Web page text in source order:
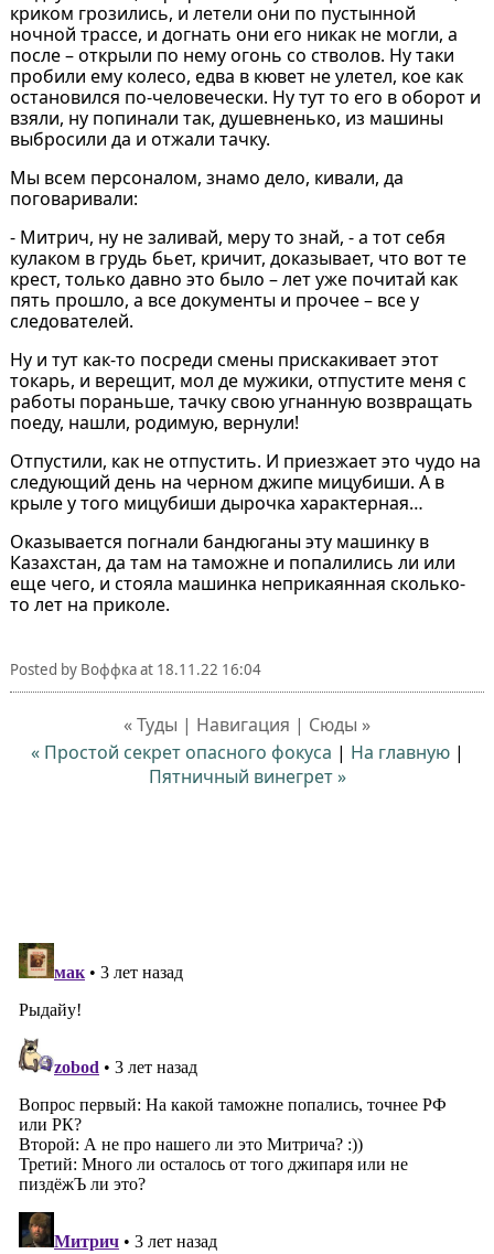
криком грозились, и летели они по пустынной
ночной трассе, и догнать они его никак не могли, а
после – открыли по нему огонь со стволов. Ну таки
пробили ему колесо, едва в кювет не улетел, кое как
остановился по-человечески. Ну тут то его в оборот и
взяли, ну попинали так, душевненько, из машины
выбросили да и отжали тачку.
Мы всем персоналом, знамо дело, кивали, да
поговаривали:
- Митрич, ну не заливай, меру то знай, - а тот себя
кулаком в грудь бьет, кричит, доказывает, что вот те
крест, только давно это было – лет уже почитай как
пять прошло, а все документы и прочее – все у
следователей.
Ну и тут как-то посреди смены прискакивает этот
токарь, и верещит, мол де мужики, отпустите меня с
работы пораньше, тачку свою угнанную возвращать
поеду, нашли, родимую, вернули!
Отпустили, как не отпустить. И приезжает это чудо на
следующий день на черном джипе мицубиши. А в
крыле у того мицубиши дырочка характерная…
Оказывается погнали бандюганы эту машинку в
Казахстан, да там на таможне и попалились ли или
еще чего, и стояла машинка неприкаянная сколько-
то лет на приколе.
Posted by Воффкаat 18.11.22 16:04
« Туды | Навигация | Сюды »
« Простой секрет опасного фокуса | На главную|
Пятничный винегрет »